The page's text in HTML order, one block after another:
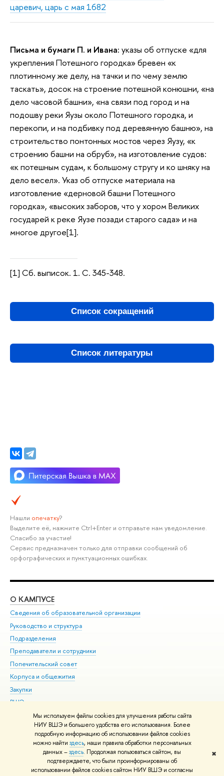
Мы используем файлы cookies для улучшения работы сайта
НИУ ВШЭ и большего удобства его использования. Более
подробную информацию об использовании файлов cookies
можно найти здесь, наши правила обработки персональных
данных –здесь. Продолжая пользоваться сайтом, вы
подтверждаете, что были проинформированы об
использовании файлов cookies сайтом НИУ ВШЭ и согласны
✖
царевич, царь с мая 1682
Письма и бумаги П. и Ивана: указы об отпуске «для
укрепления Потешного городка» бревен «к
плотинному же делу, на тачки и по чему землю
таскать», досок на строение потешной конюшни, «на
дело часовой башни», «на связи под город и на
подошву реки Яузы около Потешного городка, и
перекопи, и на подбивку под деревянную башню», на
строительство понтонных мостов через Яузу, «к
строению башни на обруб», на изготовление судов:
«к потешным судам, к большому стругу и ко шняку на
дело весел». Указ об отпуске материала на
изготовление «дерновой башни Потешного
городка», «высоких заборов, что у хором Великих
государей к реке Яузе позади старого сада» и на
многое другое[1].
[1] Сб. выписок. 1. С. 345-348.
Список сокращений
Список литературы
Нашли опечатку?
Выделите её, нажмите Ctrl+Enter и отправьте нам уведомление.
Спасибо за участие!
Сервис предназначен только для отправки сообщений об
орфографических и пунктуационных ошибках.
О КАМПУСЕ
Сведения об образовательной организации
Руководство и структура
Подразделения
Преподаватели и сотрудники
Попечительский совет
Корпуса и общежития
Закупки
ВШЭ для студентов с ограниченными возможностями
здоровья и инвалидностью
Версия для слабовидящих
Единая платежная страница
© НИУ ВШЭ 1993–2026 Адреса и контакты Условия использования